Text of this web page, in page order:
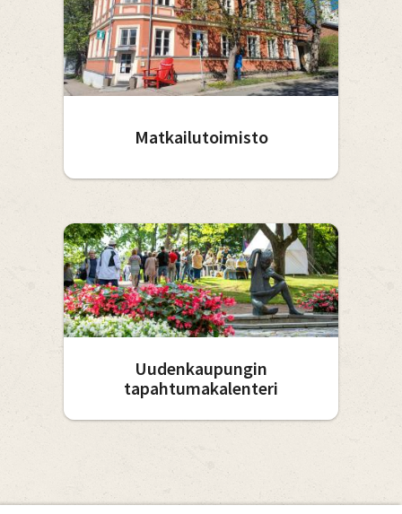
Matkailutoimisto
Uudenkaupungin
tapahtumakalenteri